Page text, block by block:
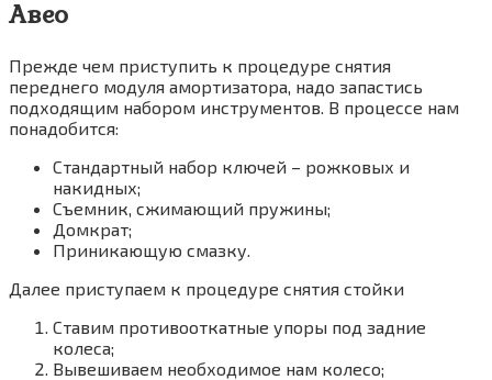
Авео
Прежде чем приступить к процедуре снятия
переднего модуля амортизатора, надо запастись
подходящим набором инструментов. В процессе нам
понадобится:
Стандартный набор ключей – рожковых и
накидных;
Съемник, сжимающий пружины;
Домкрат;
Приникающую смазку.
Далее приступаем к процедуре снятия стойки
Ставим противооткатные упоры под задние
колеса;
Вывешиваем необходимое нам колесо;